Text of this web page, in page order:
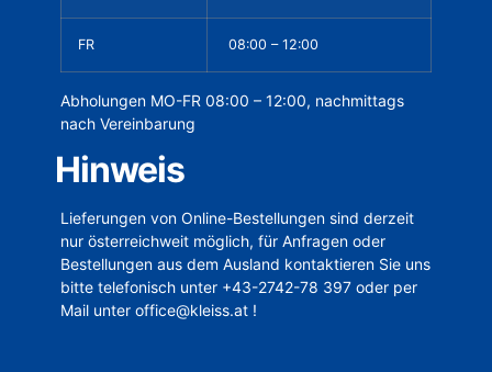
FR 08:00 – 12:00
Abholungen MO-FR 08:00 – 12:00, nachmittags
nach Vereinbarung
Hinweis
Lieferungen von Online-Bestellungen sind derzeit
nur österreichweit möglich, für Anfragen oder
Bestellungen aus dem Ausland kontaktieren Sie uns
bitte telefonisch unter +43-2742-78 397 oder per
Mail unter office@kleiss.at !